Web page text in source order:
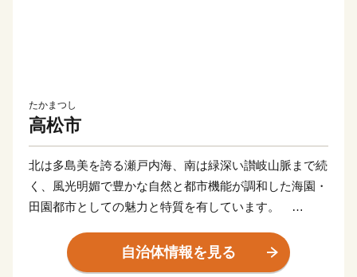
たかまつし
高松市
北は多島美を誇る瀬戸内海、南は緑深い讃岐山脈まで続
く、風光明媚で豊かな自然と都市機能が調和した海園・
田園都市としての魅力と特質を有しています。
地域特性をいかしながら、産業振興、観光振興、文化芸
術、スポーツなどの活動を活性化させ、全ての人が心豊
自治体情報を見る